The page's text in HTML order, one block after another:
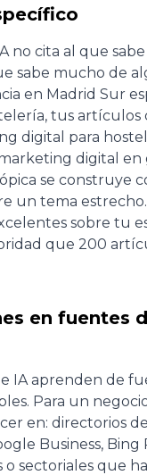
no cita al que
sabe mucho de
en Madrid Sur
tus artículos
digital para
digital en
se construye
un tema
sobre tu
que 200
en fuentes
IA aprenden de
Para un
en: directorios
Business, Bing
o sectoriales que